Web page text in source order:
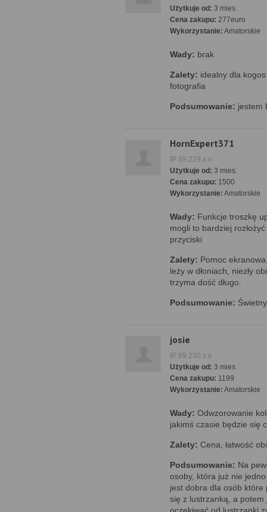
Użytkuje od: 3 mies.
Cena zakupu: 277euro
Wykorzystanie: Amatorskie
Wady: brak
Zalety: idealny dla
fotografia
Podsumowanie: jestem
HornExpert371
IP 89.229.x.x
Użytkuje od: 3 mies.
Cena zakupu: 1500
Wykorzystanie: Amatorskie
Wady: Funkcje troszkę
mogli to bardziej
przyciski
Zalety: Pomoc
leży w dłoniach, niezły
trzyma dość długo.
Podsumowanie:
josie
IP 89.230.x.x
Użytkuje od: 3 mies.
Cena zakupu: 1199
Wykorzystanie: Amatorskie
Wady: Odwzorowanie
jakimś czasie będzie się
Zalety: Cena, łatwość
Podsumowanie: Na
osoby, która już nie
jest dobra dla osób które
się z lustrzanką, a